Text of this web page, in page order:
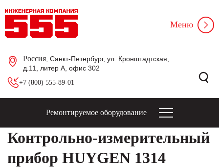
Россия , Санкт-Петербург, ул. Кронштадтская,
д.11, литер А, офис 302
+7 (800) 555-89-01
Меню
Ремонтируемое оборудование
Контрольно-измерительный
прибор HUYGEN 1314